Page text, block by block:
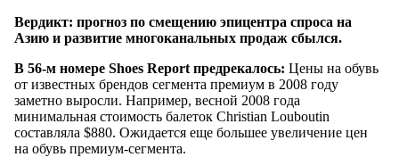
Вердикт: прогноз по смещению эпицентра спроса на
Азию и развитие многоканальных продаж сбылся.
В 56-м номере Shoes Report предрекалось: Цены на обувь
от известных брендов сегмента премиум в 2008 году
заметно выросли. Например, весной 2008 года
минимальная стоимость балеток Christian Louboutin
составляла $880. Ожидается еще большее увеличение цен
на обувь премиум-сегмента.